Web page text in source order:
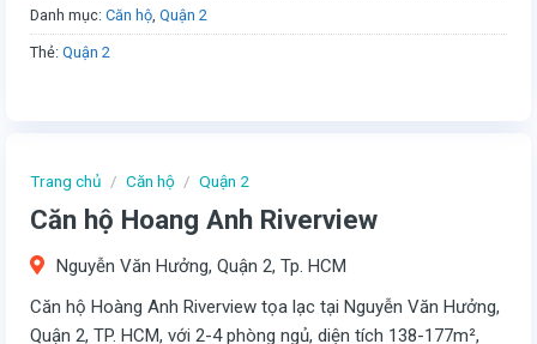
Trang chủ / Căn hộ / Quận 2
Căn hộ Hoang Anh Riverview
Nguyễn Văn Hưởng, Quận 2, Tp. HCM
Căn hộ Hoàng Anh Riverview tọa lạc tại Nguyễn Văn Hưởng,
Quận 2, TP. HCM, với 2-4 phòng ngủ, diện tích 138-177m²,
Danh mục: Căn hộ Quận 2
Thẻ: Quận 2